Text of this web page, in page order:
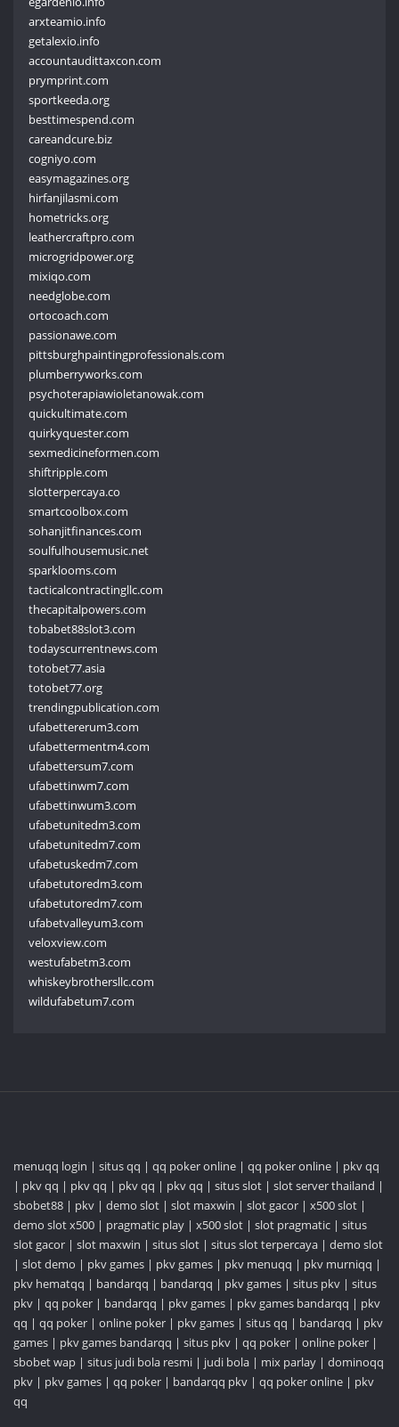
arxteamio.info
getalexio.info
accountaudittaxcon.com
prymprint.com
sportkeeda.org
besttimespend.com
careandcure.biz
cogniyo.com
easymagazines.org
hirfanjilasmi.com
hometricks.org
leathercraftpro.com
microgridpower.org
mixiqo.com
needglobe.com
ortocoach.com
passionawe.com
pittsburghpaintingprofessionals.com
plumberryworks.com
psychoterapiawioletanowak.com
quickultimate.com
quirkyquester.com
sexmedicineformen.com
shiftripple.com
slotterpercaya.co
smartcoolbox.com
sohanjitfinances.com
soulfulhousemusic.net
sparklooms.com
tacticalcontractingllc.com
thecapitalpowers.com
tobabet88slot3.com
todayscurrentnews.com
totobet77.asia
totobet77.org
trendingpublication.com
ufabettererum3.com
ufabettermentm4.com
ufabettersum7.com
ufabettinwm7.com
ufabettinwum3.com
ufabetunitedm3.com
ufabetunitedm7.com
ufabetuskedm7.com
ufabetutoredm3.com
ufabetutoredm7.com
ufabetvalleyum3.com
veloxview.com
westufabetm3.com
whiskeybrothersllc.com
wildufabetum7.com
menuqq login | situs qq | qq poker online | qq poker online | pkv qq
| pkv qq | pkv qq | pkv qq | pkv qq | situs slot | slot server thailand |
sbobet88 | pkv | demo slot | slot maxwin | slot gacor | x500 slot |
demo slot x500 | pragmatic play | x500 slot | slot pragmatic | situs
slot gacor | slot maxwin | situs slot | situs slot terpercaya | demo slot
| slot demo | pkv games | pkv games | pkv menuqq | pkv murniqq |
pkv hematqq | bandarqq | bandarqq | pkv games | situs pkv | situs
pkv | qq poker | bandarqq | pkv games | pkv games bandarqq | pkv
qq | qq poker | online poker | pkv games | situs qq | bandarqq | pkv
games | pkv games bandarqq | situs pkv | qq poker | online poker |
sbobet wap | situs judi bola resmi | judi bola | mix parlay | dominoqq
pkv | pkv games | qq poker | bandarqq pkv | qq poker online | pkv
qq